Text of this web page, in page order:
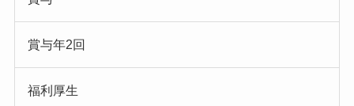
賞与年2回
福利厚生